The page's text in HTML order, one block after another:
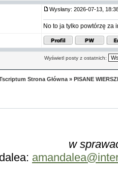
Wysłany: 2026-07-13,
No to ja tylko powtórzę za
Wyświetl posty z ostatnich:
Strona Główna » PISANE
w